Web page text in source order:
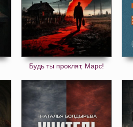
Будь ты проклят, Марс!